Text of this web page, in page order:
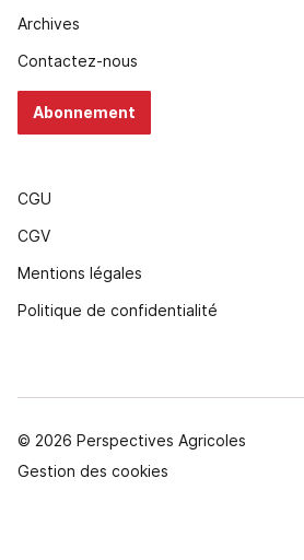
Archives
Contactez-nous
Abonnement
CGU
CGV
Mentions légales
Politique de confidentialité
© 2026 Perspectives Agricoles
Gestion des cookies